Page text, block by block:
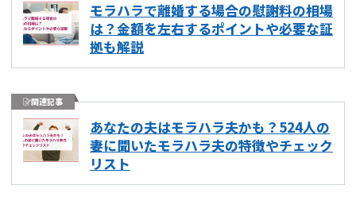
モラハラで離婚する場合の慰謝料の相場
は？金額を左右するポイントや必要な証
拠も解説
関連記事
あなたの夫はモラハラ夫かも？524人の
妻に聞いたモラハラ夫の特徴やチェック
リスト